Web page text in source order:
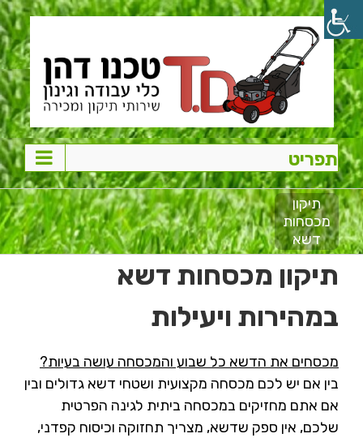
Skip
to
content
תיקון
מכסחות
דשא
תיקון מכסחות דשא
במהירות ויעילות
מכסחים את הדשא כל שבוע והמכסחה עושה בעיות?
בין אם יש לכם מכסחה מקצועית ושטחי דשא גדולים ובין
אם אתם מחזיקים במכסחה ביתית לגינה הפרטית
שלכם, אין ספק שדשא, מצריך תחזוקה וכיסוח קפדני,